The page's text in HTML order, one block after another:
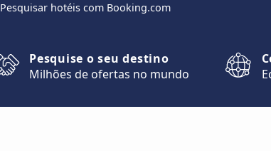
Pesquisar hotéis com Booking.com
Pesquise o seu destino
Milhões de ofertas no mundo